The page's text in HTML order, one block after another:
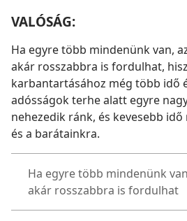
VALÓSÁG:
Ha egyre több mindenünk van,
akár rosszabbra is fordulhat,
karbantartásához még több idő
adósságok terhe alatt egyre
nehezedik ránk, és kevesebb
és a barátainkra.
Ha egyre több mindenünk
akár rosszabbra is fordulhat